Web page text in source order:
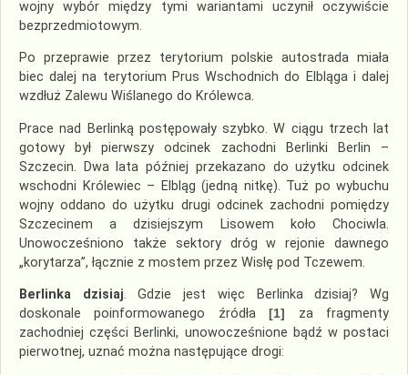
wojny wybór między tymi wariantami uczynił oczywiście
bezprzedmiotowym.
Po przeprawie przez terytorium polskie autostrada miała
biec dalej na terytorium Prus Wschodnich do Elbląga i dalej
wzdłuż Zalewu Wiślanego do Królewca.
Prace nad Berlinką postępowały szybko. W ciągu trzech lat
gotowy był pierwszy odcinek zachodni Berlinki Berlin –
Szczecin. Dwa lata później przekazano do użytku odcinek
wschodni Królewiec – Elbląg (jedną nitkę). Tuż po wybuchu
wojny oddano do użytku drugi odcinek zachodni pomiędzy
Szczecinem a dzisiejszym Lisowem koło Chociwla.
Unowocześniono także sektory dróg w rejonie dawnego
„korytarza”, łącznie z mostem przez Wisłę pod Tczewem.
Berlinka dzisiaj. Gdzie jest więc Berlinka dzisiaj? Wg
doskonale poinformowanego źródła[1]
za fragmenty
zachodniej części Berlinki, unowocześnione bądź w postaci
pierwotnej, uznać można następujące drogi: